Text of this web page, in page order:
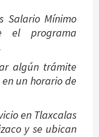
Salario Mínimo
el programa
algún trámite
un horario de
en Tlaxcalas
y se ubican